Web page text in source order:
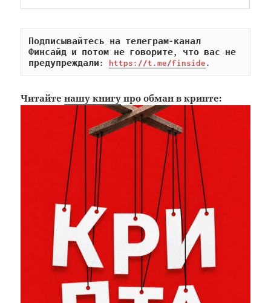
Подписывайтесь на телеграм-канал
Финсайд и потом не говорите, что вас не
предупреждали: https://t.me/finside.
Читайтенашу книгу про обман в крипте: